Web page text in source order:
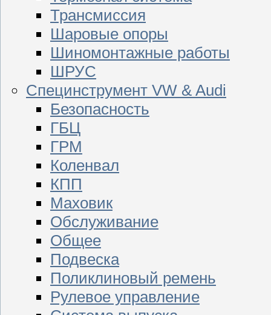
Трансмиссия
Шаровые опоры
Шиномонтажные работы
ШРУС
Специнструмент VW & Audi
Безопасность
ГБЦ
ГРМ
Коленвал
КПП
Маховик
Обслуживание
Общее
Подвеска
Поликлиновый ремень
Рулевое управление